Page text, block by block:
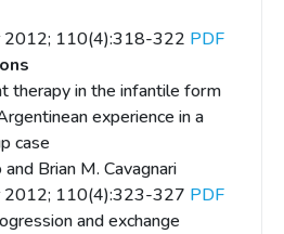
2012; 110(4):318-322 PDF
therapy in the infantile form
experience in a
case
Brian M. Cavagnari
2012; 110(4):323-327 PDF
and exchange